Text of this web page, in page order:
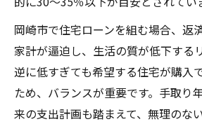
岡崎市で住宅ローンを組む場合、返
家計が逼迫し、生活の質が低下する
逆に低すぎても希望する住宅が購入
ため、バランスが重要です。手取り
来の支出計画も踏まえて、無理のな